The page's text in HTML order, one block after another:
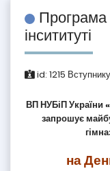
Програма
інсититуті
id: 1215 Вступнику
ВП НУБіП України
запрошує
на